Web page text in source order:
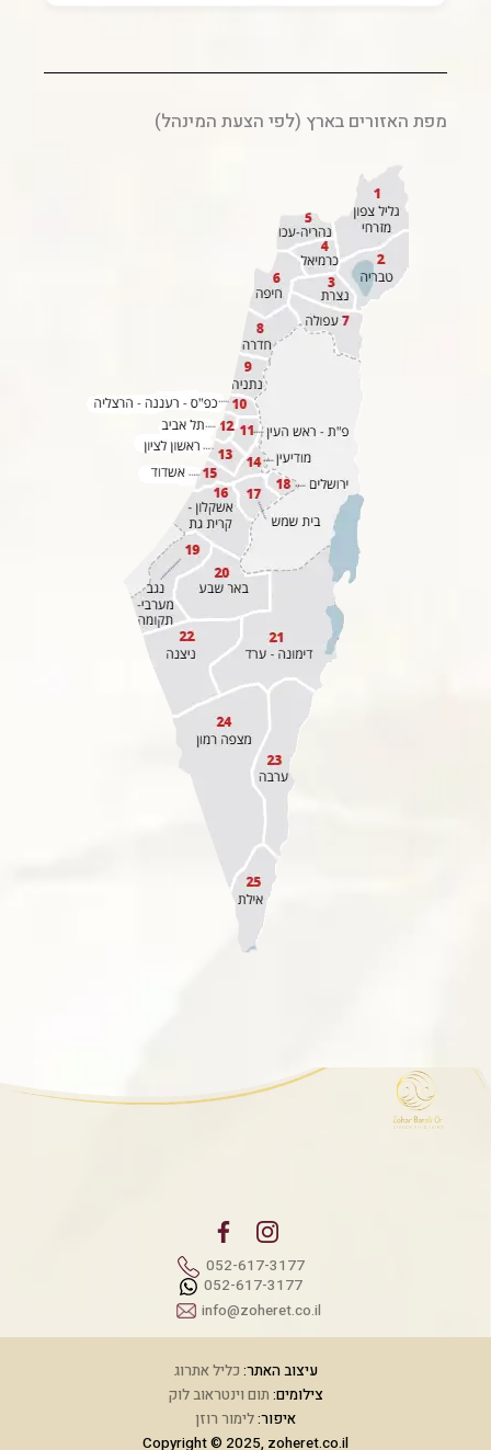
מפת האזורים בארץ (לפי הצעת המינהל)
052-617-3177
052-617-3177
info@zoheret.co.il
עיצוב האתר: כליל אתרוג
צילומים: תום וינטראוב לוק
איפור:לימור רוזן
Copyright © 2025, zoheret.co.il